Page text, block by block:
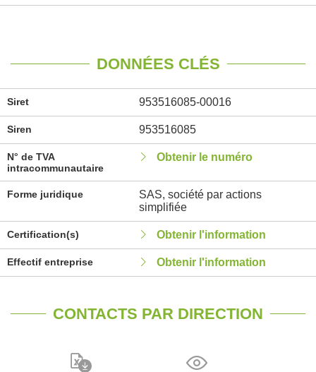
DONNÉES CLÉS
Siret 953516085-00016
Siren 953516085
N° de TVA
intracommunautaire
Obtenir le numéro
Forme juridique
SAS, société par actions
simplifiée
Certification(s) Obtenir l'information
Effectif entreprise Obtenir l'information
CONTACTS PAR DIRECTION